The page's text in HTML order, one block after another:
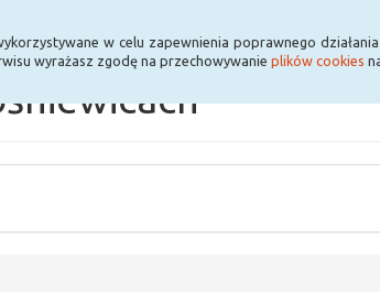
w celu zapewnienia poprawnego
wyrażasz zgodę na przechowywanie plików cookies